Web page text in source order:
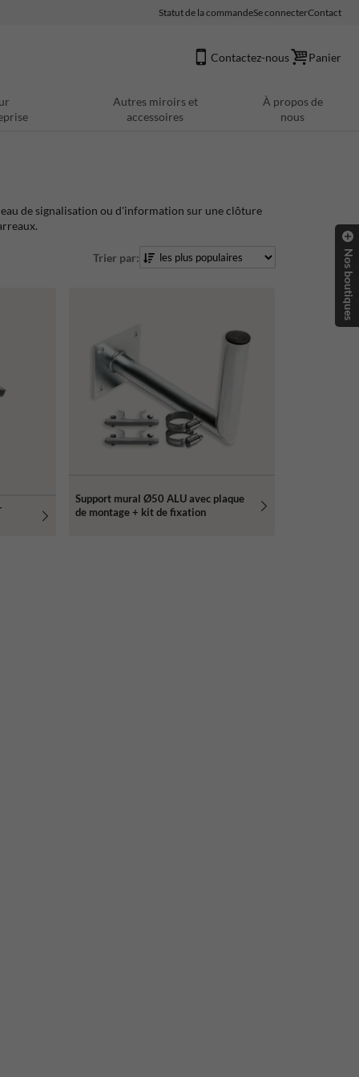
Statut de la commandeSe connecterContact
Contactez-nous Panier
Autres miroirs et
accessoires
À propos de
nous
de signalisation ou d'information sur une clôture
Trier par:
Support mural Ø50 ALU avec plaque
de montage + kit de fixation
Nos boutiques